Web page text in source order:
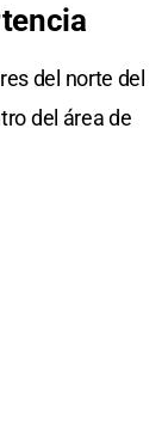
del norte del
del área de